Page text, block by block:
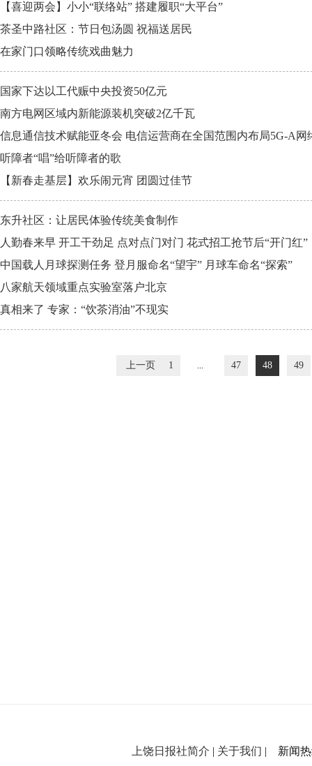
【喜迎两会】小小“联络站” 搭建履职“大平台”
茶圣中路社区：节日包汤圆 祝福送居民
在家门口领略传统戏曲魅力
国家下达以工代赈中央投资50亿元
南方电网区域内新能源装机突破2亿千瓦
信息通信技术赋能亚冬会 电信运营商在全国范围内布局5G-A网
听障者“唱”给听障者的歌
【新春走基层】欢乐闹元宵 团圆过佳节
东升社区：让居民体验传统美食制作
人勤春来早 开工干劲足 点对点门对门 花式招工抢节后“开门红”
中国载人月球探测任务 登月服命名“望宇” 月球车命名“探索”
八家航天领域重点实验室落户北京
真相来了 专家：“饮茶消油”不现实
上一页 1 47 48 49
上饶日报社简介 | 关于我们 | 新闻热